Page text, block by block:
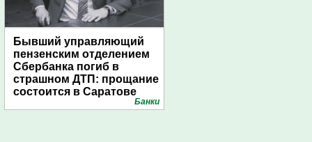
Бывший управляющий
пензенским отделением
Сбербанка погиб в
страшном ДТП: прощание
состоится в Саратове
Банки